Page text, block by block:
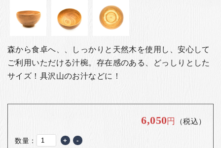
森から食卓へ、、しっかりと天然木を使用し、安心して
ご利用いただける汁椀。存在感のある、どっしりとした
サイズ！具沢山のお汁などに！
6,050円 （税込）
数量： + -